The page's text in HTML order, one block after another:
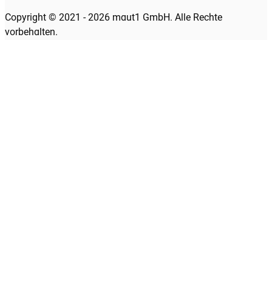
Copyright © 2021 - 2026 maut1 GmbH. Alle Rechte
vorbehalten.